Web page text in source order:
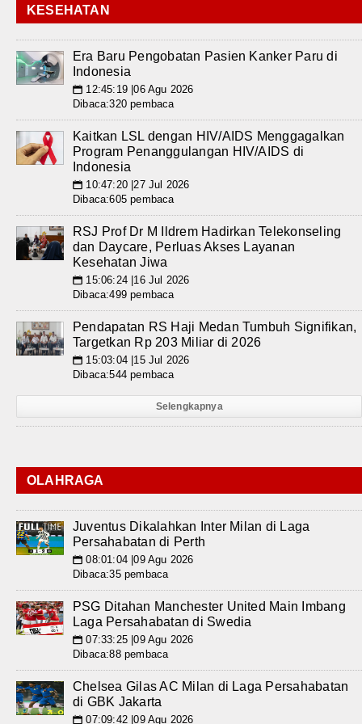
KESEHATAN
Era Baru Pengobatan Pasien Kanker Paru di
Indonesia
📅 12:45:19 |06 Agu 2026
Dibaca:320 pembaca
Kaitkan LSL dengan HIV/AIDS Menggagalkan
Program Penanggulangan HIV/AIDS di
Indonesia
📅 10:47:20 |27 Jul 2026
Dibaca:605 pembaca
RSJ Prof Dr M Ildrem Hadirkan Telekonseling
dan Daycare, Perluas Akses Layanan
Kesehatan Jiwa
📅 15:06:24 |16 Jul 2026
Dibaca:499 pembaca
Pendapatan RS Haji Medan Tumbuh Signifikan,
Targetkan Rp 203 Miliar di 2026
📅 15:03:04 |15 Jul 2026
Dibaca:544 pembaca
Selengkapnya
OLAHRAGA
Juventus Dikalahkan Inter Milan di Laga
Persahabatan di Perth
📅 08:01:04 |09 Agu 2026
Dibaca:35 pembaca
PSG Ditahan Manchester United Main Imbang
Laga Persahabatan di Swedia
📅 07:33:25 |09 Agu 2026
Dibaca:88 pembaca
Chelsea Gilas AC Milan di Laga Persahabatan
di GBK Jakarta
📅 07:09:42 |09 Agu 2026